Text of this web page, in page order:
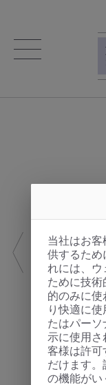
当社はお
供するため
れには、
ために技
的のみに
り快適に
たはパー
示に使用
客様は許
だけます
の機能が